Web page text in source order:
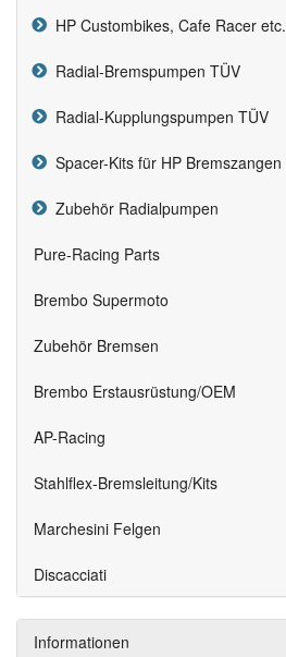
HP Custombikes, Cafe Racer etc.
Radial-Bremspumpen TÜV
Radial-Kupplungspumpen TÜV
Spacer-Kits für HP Bremszangen
Zubehör Radialpumpen
Pure-Racing Parts
Brembo Supermoto
Zubehör Bremsen
Brembo Erstausrüstung/OEM
AP-Racing
Stahlflex-Bremsleitung/Kits
Marchesini Felgen
Discacciati
Informationen